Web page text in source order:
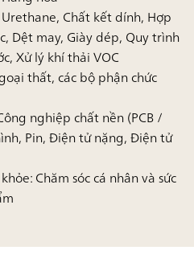
Chất kết dính, Hợp
Dệt may, Giày dép, Quy trình
Xử lý khí thải VOC
thất, các bộ phận chức
nghiệp chất nền (PCB /
Pin, Điện tử nặng, Điện tử
Chăm sóc cá nhân và sức